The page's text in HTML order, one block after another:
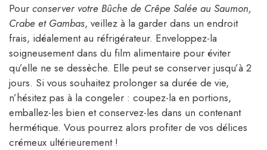
Pour conserver votre Bûche de Crêpe Salée au Saumon,
Crabe et Gambas, veillez à la garder dans un endroit
frais, idéalement au réfrigérateur. Enveloppez-la
soigneusement dans du film alimentaire pour éviter
qu’elle ne se dessèche. Elle peut se conserver jusqu’à 2
jours. Si vous souhaitez prolonger sa durée de vie,
n’hésitez pas à la congeler : coupez-la en portions,
emballez-les bien et conservez-les dans un contenant
hermétique. Vous pourrez alors profiter de vos délices
crémeux ultérieurement !